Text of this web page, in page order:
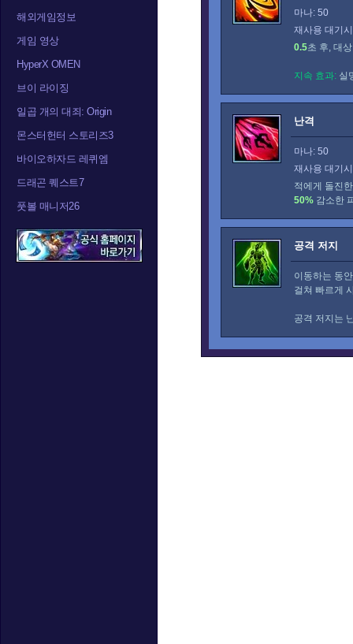
해외게임정보
게임 영상
HyperX OMEN
브이 라이징
일곱 개의 대죄: Origin
몬스터헌터 스토리즈3
바이오하자드 레퀴엠
드래곤 퀘스트7
풋볼 매니저26
마나: 50
재사용 대기
0.5초 후, 대
지속 효과: 실
난격
마나: 50
재사용 대기
적에게 돌진
50% 감소한
공격 저지
이동하는 동
걸쳐 빠르게
공격 저지는